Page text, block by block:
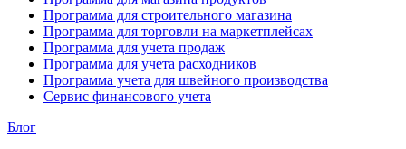
Программа для строительного магазина
Программа для торговли на маркетплейсах
Программа для учета продаж
Программа для учета расходников
Программа учета для швейного производства
Сервис финансового учета
Блог